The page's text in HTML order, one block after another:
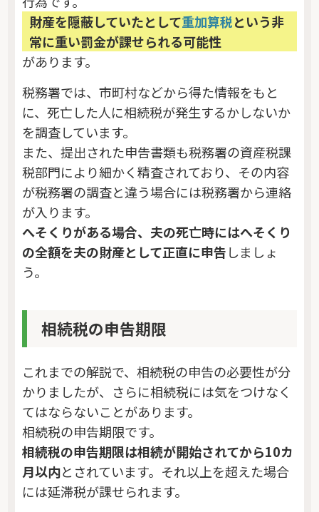
財産を隠蔽していたとして重加算税という非
常に重い罰金が課せられる可能性
があります。
税務署では、市町村などから得た情報をもと
に、死亡した人に相続税が発生するかしないか
を調査しています。
また、提出された申告書類も税務署の資産税課
税部門により細かく精査されており、その内容
が税務署の調査と違う場合には税務署から連絡
が入ります。
へそくりがある場合、夫の死亡時にはへそくり
の全額を夫の財産として正直に申告しましょ
う。
相続税の申告期限
これまでの解説で、相続税の申告の必要性が分
かりましたが、さらに相続税には気をつけなく
てはならないことがあります。
相続税の申告期限です。
相続税の申告期限は相続が開始されてから10カ
月以内とされています。それ以上を超えた場合
には延滞税が課せられます。